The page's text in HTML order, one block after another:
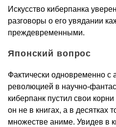
Искусство киберпанка
разговоры о его увядании
преждевременными.
Японский вопрос
Фактически одновременно с
революцией в научно-
киберпанк пустил свои
он не в книгах, а в десятках
множестве аниме. Увидев в